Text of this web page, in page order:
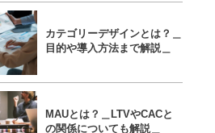
カテゴリーデザインとは？＿
目的や導入方法まで解説＿
MAUとは？＿LTVやCACと
の関係についても解説＿